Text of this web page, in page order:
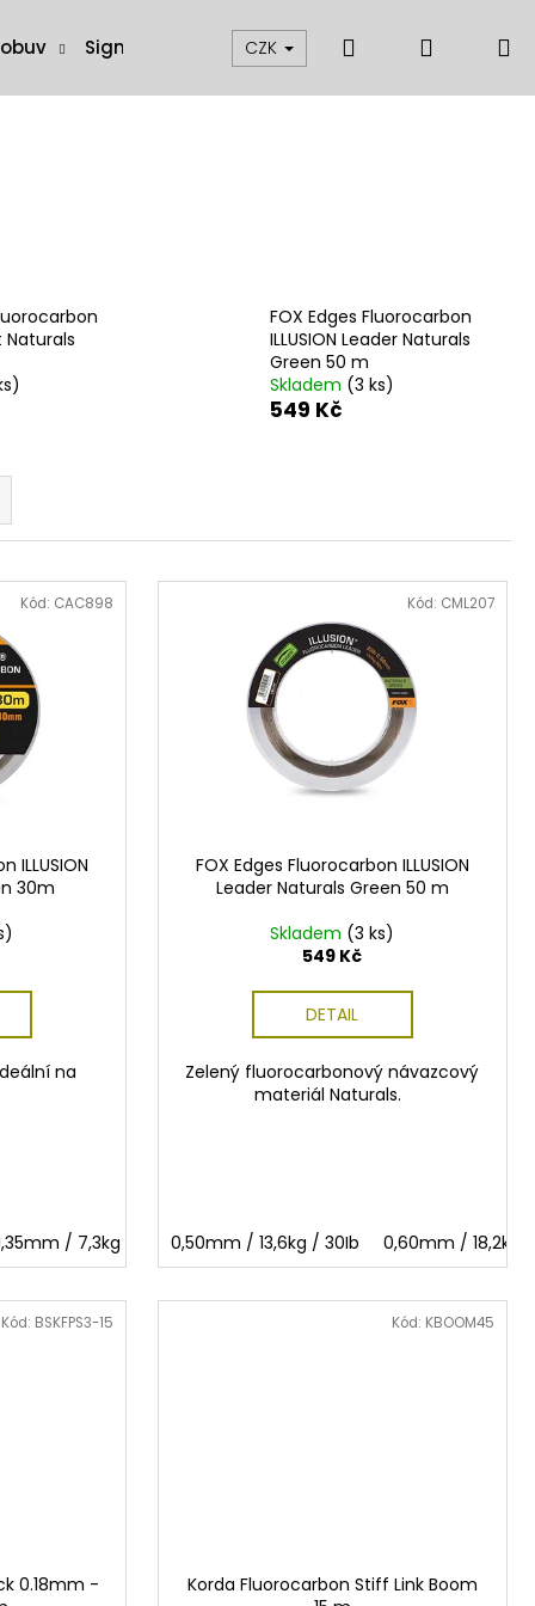
Signalizátory, swingery a čihátka Muškaření
CZK Hledat
Naturals
FOX Edges Fluorocarbon
ILLUSION Leader Naturals
Green 50 m
Skladem (3 ks)
549 Kč
0,46mm 0,49mm
ILLUSION
30m
na
/ 7,3kg / 16Ib 0,39mm / 8,6kg / 19Ib
Kód: CAC898
FOX Edges Fluorocarbon ILLUSION
Leader Naturals Green 50 m
Skladem (3 ks)
549 Kč
DETAIL
Zelený fluorocarbonový návazcový
materiál Naturals.
0,50mm / 13,6kg / 30Ib 0,60mm / 18,2kg
Kód: CML207
0.18mm -
Kód: BSKFPS3-15
Korda Fluorocarbon Stiff Link Boom
Kód: KBOOM45